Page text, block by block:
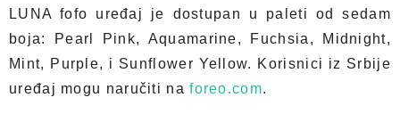
LUNA fofo uređaj je dostupan u paleti od sedam
boja: Pearl Pink, Aquamarine, Fuchsia, Midnight,
Mint, Purple, i Sunflower Yellow. Korisnici iz Srbije
uređaj mogu naručiti naforeo.com.